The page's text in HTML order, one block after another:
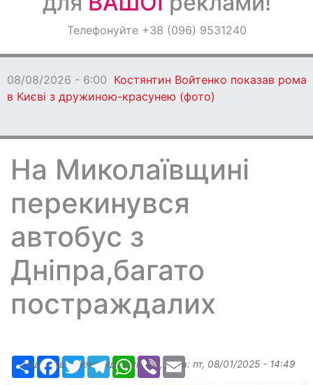
ОголошенняТелефонуйте +38 (096) 9531240
08/08/2026 - 6:00 Костянтин Войтенко показав
в Києві з дружиною-красунею (фото)
На Миколаївщині
перекинувся
автобус з
Дніпра,багато
постраждалих
РесурсFacebook
TwitterTelegramWhatsApp
ViberEmail
Надіслав:Александр Бугаев , дата: пт, 08/01/2025 - 14:49